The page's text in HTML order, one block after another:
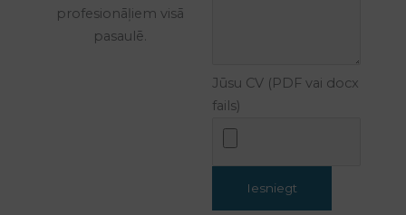
profesionāļiem visā
pasaulē.
Jūsu CV (PDF vai docx
fails)